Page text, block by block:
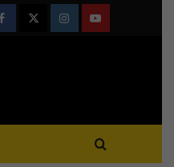
FacebookTwitterInstagramYoutube